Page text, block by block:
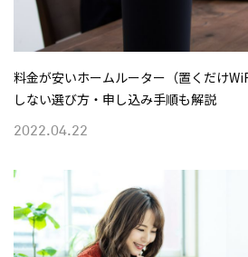
2022.04.22
料金が安いホームルーター（置くだけ
しない選び方・申し込み手順も解説